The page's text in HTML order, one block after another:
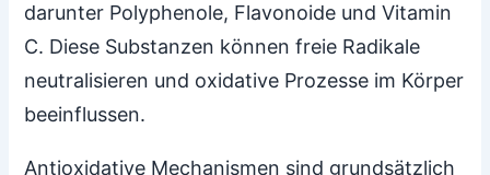
darunter Polyphenole, Flavonoide und Vitamin
C. Diese Substanzen können freie Radikale
neutralisieren und oxidative Prozesse im Körper
beeinflussen.
Antioxidative Mechanismen sind grundsätzlich